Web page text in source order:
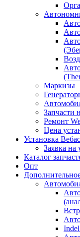
Маркизы
Запчасти
Ремонт
Цена
Установка
Заявка на
Каталог
Опт